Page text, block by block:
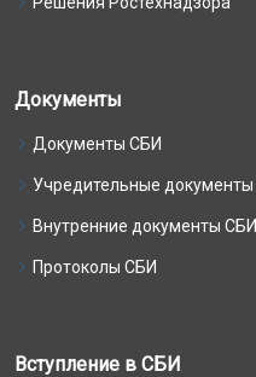
Документы
Документы СБИ
Учредительные документы
Внутренние документы СБИ
Протоколы СБИ
Вступление в СБИ